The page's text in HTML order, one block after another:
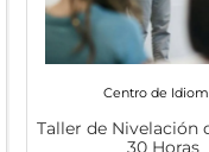
Centro de
Taller de Nivelación
30 Horas